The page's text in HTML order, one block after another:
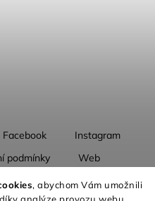
, abychom Vám umožnili
Facebook
Instagram
podmínky
Web